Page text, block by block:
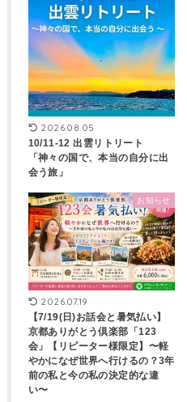
2026.08.05
10/11-12 出雲リトリート
「神々の国で、本当の自分に出
会う旅」
お知らせ
2026.07.19
【7/19(日)お話会と暑気払い】
京都ありがとう倶楽部「123
会」【リピーター様限定】〜軽
やかになぜ世界へ行けるの？3年
前の私と今の私の決定的な違
い〜